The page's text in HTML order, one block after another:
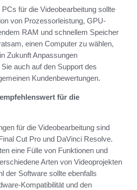
für die Videobearbeitung sollte
von Prozessorleistung, GPU-
RAM und schnellem Speicher
einen Computer zu wählen,
Zukunft Anpassungen
auch auf den Support des
Kundenbewertungen.
für die
für die Videobearbeitung sind
Cut Pro und DaVinci Resolve.
eine Fülle von Funktionen und
Arten von Videoprojekten
der Software sollte ebenfalls
Kompatibilität und den